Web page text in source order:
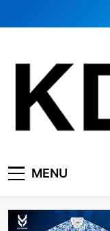
KDC
โซลูชั่น
MENU